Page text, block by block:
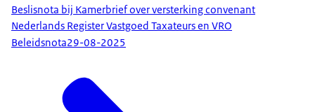
Beslisnota bij Kamerbrief over versterking convenant
Nederlands Register Vastgoed Taxateurs en VRO
Beleidsnota29-08-2025